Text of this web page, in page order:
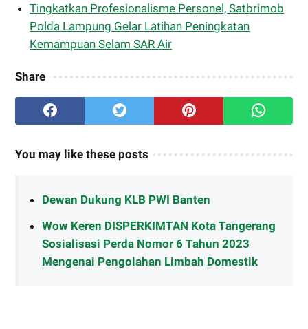
Tingkatkan Profesionalisme Personel, Satbrimob
Polda Lampung Gelar Latihan Peningkatan
Kemampuan Selam SAR Air
Share
You may like these posts
Dewan Dukung KLB PWI Banten
Wow Keren DISPERKIMTAN Kota Tangerang
Sosialisasi Perda Nomor 6 Tahun 2023
Mengenai Pengolahan Limbah Domestik